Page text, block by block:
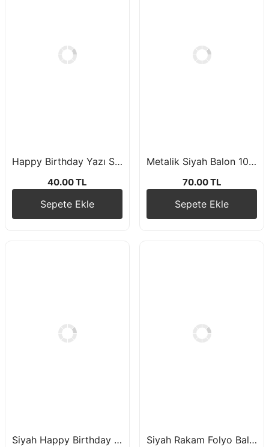
Happy Birthday Yazı Siyah Gümüş Varaklı
40.00 TL
Sepete Ekle
Metalik Siyah Balon 10 Adet 12 inç 30 cm
70.00 TL
Sepete Ekle
Siyah Happy Birthday Yazılı Karton Tabak Bardak Peçete Seti Siyah Rakam Folyo Balon 100 cm